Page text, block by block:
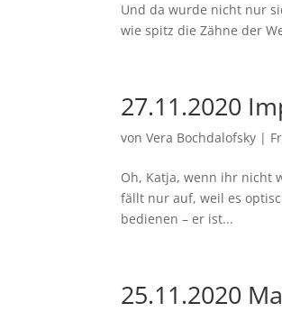
Und da wurde nicht nur
wie spitz die Zähne der
27.11.2020
vonVera Bochdalofsky |
Oh, Katja, wenn ihr nicht
fällt nur auf, weil es
bedienen – er ist...
25.11.2020